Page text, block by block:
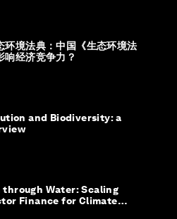
环境法典：中国《生态环境法
响经济竞争力？
and Biodiversity: a
Water: Scaling
Finance for Climate